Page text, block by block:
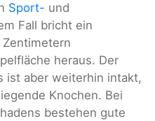
Sport- und
Fall bricht ein
heraus. Der
ist aber weiterhin intakt,
Knochen. Bei
bestehen gute